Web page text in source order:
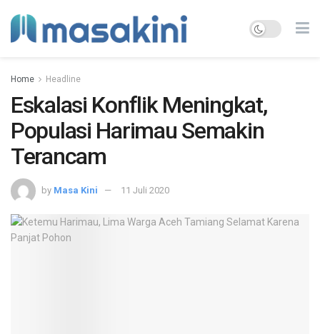
Home Headline
Eskalasi Konflik Meningkat,
Populasi Harimau Semakin
Terancam
by Masa Kini 11 Juli 2020